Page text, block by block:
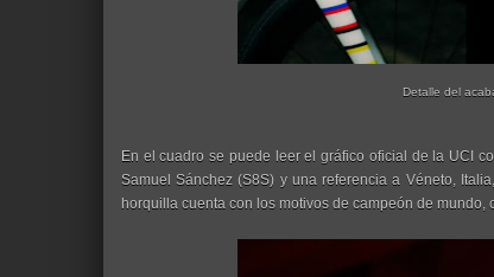
Detalle del
En el cuadro se puede leer el gráfico oficial de la UCI
Samuel Sánchez (S8S) y una referencia a Véneto,
horquilla cuenta con los motivos de campeón de